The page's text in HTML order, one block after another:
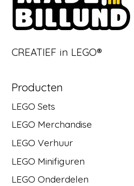
CREATIEF in LEGO®
Producten
LEGO Sets
LEGO Merchandise
LEGO Verhuur
LEGO Minifiguren
LEGO Onderdelen